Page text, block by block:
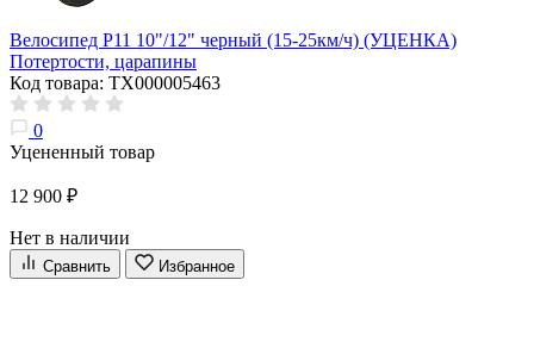
Велосипед P11 10"/12" черный (15-25км/ч) (УЦЕНКА)
Потертости, царапины
Код товара: ТХ000005463
0
Уцененный товар
12 900 ₽
Нет в наличии
Сравнить Избранное